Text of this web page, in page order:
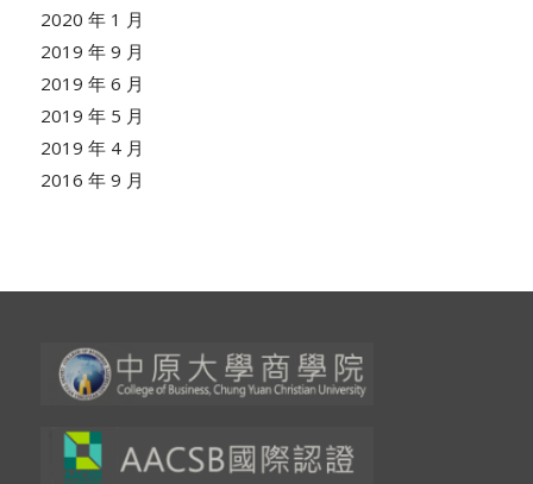
2020 年 1 月
2019 年 9 月
2019 年 6 月
2019 年 5 月
2019 年 4 月
2016 年 9 月